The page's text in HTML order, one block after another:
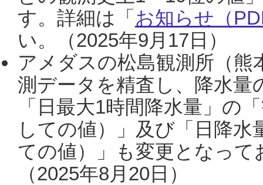
す。詳細は「 お知らせ（
い。（2025年9月17日）
アメダスの松島観測所（熊
測データを精査し、降水
「日最大1時間降水量」の
しての値）」及び「日降
ての値）」も変更となっ
（2025年8月20日）